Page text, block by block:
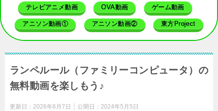
テレビアニメ動画 OVA動画 ゲーム動画
アニソン動画① アニソン動画② 東方Project
ランペルール（ファミリーコンピュータ）の
無料動画を楽しもう♪
更新日： 2026年6月7日 公開日： 2024年5月5日